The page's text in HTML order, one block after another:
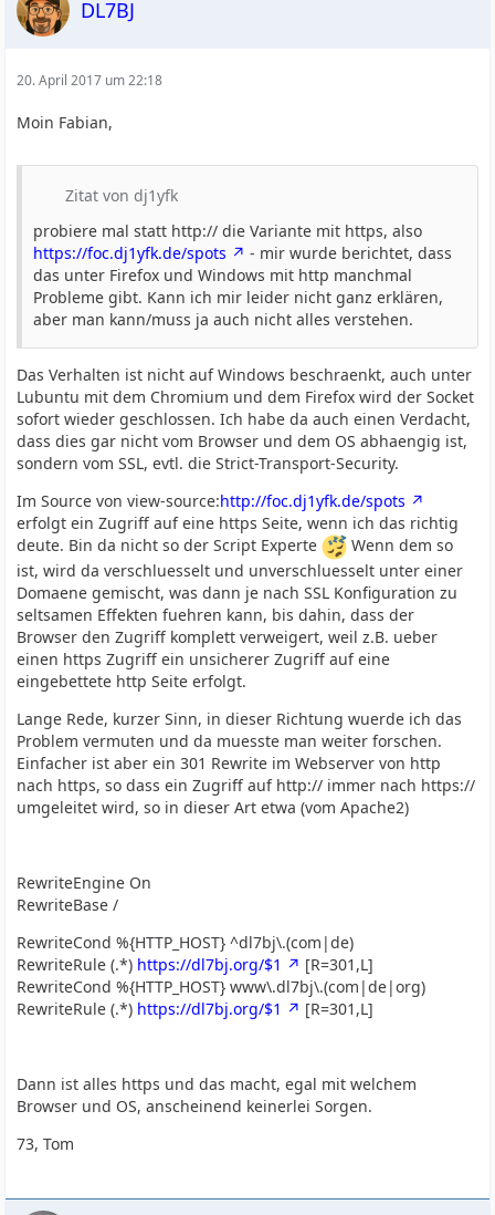
DL7BJ
20. April 2017 um 22:18
Moin Fabian,
Zitat von dj1yfk
probiere mal statt http:// die Variante mit https, also
https://foc.dj1yfk.de/spots
- mir wurde berichtet, dass
das unter Firefox und Windows mit http manchmal
Probleme gibt. Kann ich mir leider nicht ganz erklären,
aber man kann/muss ja auch nicht alles verstehen.
Das Verhalten ist nicht auf Windows beschraenkt, auch unter
Lubuntu mit dem Chromium und dem Firefox wird der Socket
sofort wieder geschlossen. Ich habe da auch einen Verdacht,
dass dies gar nicht vom Browser und dem OS abhaengig ist,
sondern vom SSL, evtl. die Strict-Transport-Security.
Im Source von view-source:http://foc.dj1yfk.de/spots
erfolgt ein Zugriff auf eine https Seite, wenn ich das richtig
deute. Bin da nicht so der Script Experte
Wenn dem so
ist, wird da verschluesselt und unverschluesselt unter einer
Domaene gemischt, was dann je nach SSL Konfiguration zu
seltsamen Effekten fuehren kann, bis dahin, dass der
Browser den Zugriff komplett verweigert, weil z.B. ueber
einen https Zugriff ein unsicherer Zugriff auf eine
eingebettete http Seite erfolgt.
Lange Rede, kurzer Sinn, in dieser Richtung wuerde ich das
Problem vermuten und da muesste man weiter forschen.
Einfacher ist aber ein 301 Rewrite im Webserver von http
nach https, so dass ein Zugriff auf http:// immer nach https://
umgeleitet wird, so in dieser Art etwa (vom Apache2)
RewriteEngine On
RewriteBase /
RewriteCond %{HTTP_HOST} ^dl7bj\.(com|de)
RewriteRule (.*) https://dl7bj.org/$1
[R=301,L]
RewriteCond %{HTTP_HOST} www\.dl7bj\.(com|de|org)
RewriteRule (.*) https://dl7bj.org/$1 [R=301,L]
Dann ist alles https und das macht, egal mit welchem
Browser und OS, anscheinend keinerlei Sorgen.
73, Tom